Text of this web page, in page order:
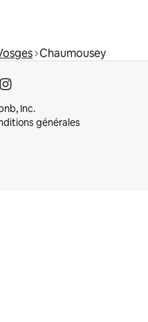
Chaumousey
Inc.
générales